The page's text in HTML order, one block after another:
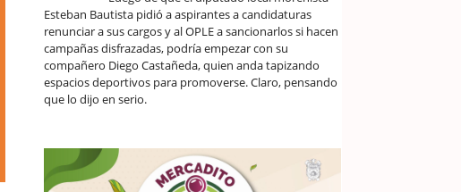
Esteban Bautista pidió a aspirantes a candidaturas
renunciar a sus cargos y al OPLE a sancionarlos si hacen
campañas disfrazadas, podría empezar con su
compañero Diego Castañeda, quien anda tapizando
espacios deportivos para promoverse. Claro, pensando
que lo dijo en serio.